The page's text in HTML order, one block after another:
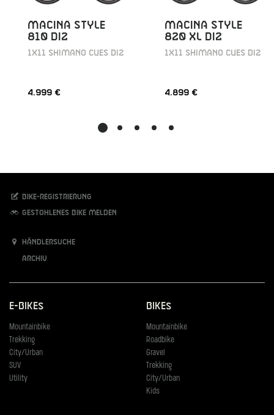
MACINA STYLE
810 DI2
1X11 SHIMANO CUES DI2
4.999 €
MACINA STYLE
820 XL DI2
1X11 SHIMANO CUES DI2
4.899 €
Bike-Registrierung
Gestohlenes Bike melden
Händlersuche
Archiv
E-Bikes
Mountainbike
Trekking
City/Urban
SUV
Utility
Bikes
Mountainbike
Roadbike
Gravel
Trekking
City/Urban
Kids